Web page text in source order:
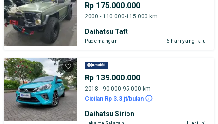
Rp 175.000.000
2000 - 110.000-115.000 km
Daihatsu Taft
Pademangan 6 hari yang lalu
Rp 139.000.000
2018 - 90.000-95.000 km
Cicilan Rp 3.3 jt/bulan
Daihatsu Sirion